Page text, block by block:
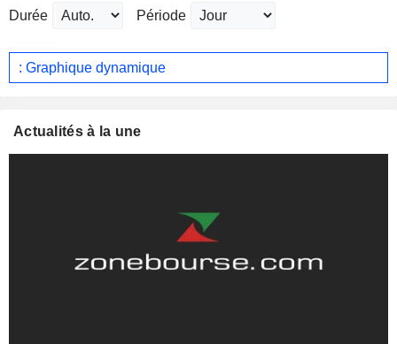
Durée Période
: Graphique dynamique
Actualités à la une